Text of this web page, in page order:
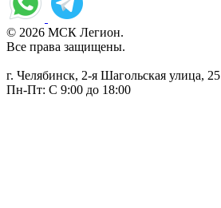
© 2026 МСК Легион.
Все права защищены.
г. Челябинск, 2-я Шагольская улица, 25
Пн-Пт: С 9:00 до 18:00